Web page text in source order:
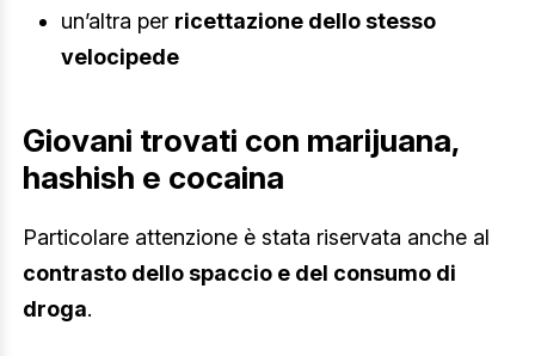
un’altra per ricettazione dello stesso
velocipede
Giovani trovati con marijuana,
hashish e cocaina
Particolare attenzione è stata riservata anche al
contrasto dello spaccio e del consumo di
droga.